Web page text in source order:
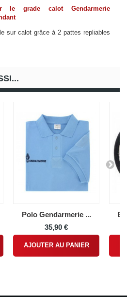
grade calot Gendarmerie
sur calot grâce à 2 pattes repliables
Polo Gendarmerie ...
35,90 €
AJOUTER AU PANIER